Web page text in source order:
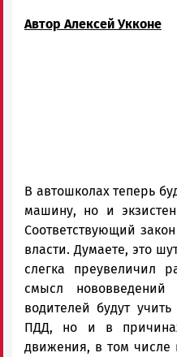
и
Автор Алексей Укконе
В автошколах теперь
машину, но и
Соответствующий
власти. Думаете, это
слегка преувеличил
смысл
водителей будут
ПДД, но и в
движения, в том числе